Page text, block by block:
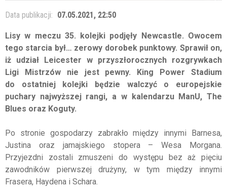
Data publikacji: 07.05.2021, 22:50
Lisy w meczu 35. kolejki podjęły Newcastle. Owocem
tego starcia był… zerowy dorobek punktowy. Sprawił on,
iż udział Leicester w przyszłorocznych rozgrywkach
Ligi Mistrzów nie jest pewny. King Power Stadium
do ostatniej kolejki będzie walczyć o europejskie
puchary najwyższej rangi, a w kalendarzu ManU, The
Blues oraz Koguty.
Po stronie gospodarzy zabrakło między innymi Barnesa,
Justina oraz jamajskiego stopera – Wesa Morgana.
Przyjezdni zostali zmuszeni do występu bez aż pięciu
zawodników pierwszej drużyny, w tym między innymi
Frasera, Haydena i Schara.